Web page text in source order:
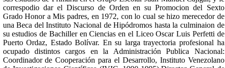
correspodio dar el Discurso de Orden en su Promocion del Sexto
Grado Honor a Mis padres, en 1972, con lo cual se hizo merecedor de
una Beca del Instituto Nacional de Hipódromos hasta la culminaion de
su estudios de Bachiller en Ciencias en el Liceo Oscar Luis Perfetti de
Puerto Ordaz, Estado Bolívar. En su larga trayectoria profesional ha
ocupado distintos cargos en la Administración Publica Nacional:
Coordinador de Cooperación para el Desarrollo, Instituto Venezolano